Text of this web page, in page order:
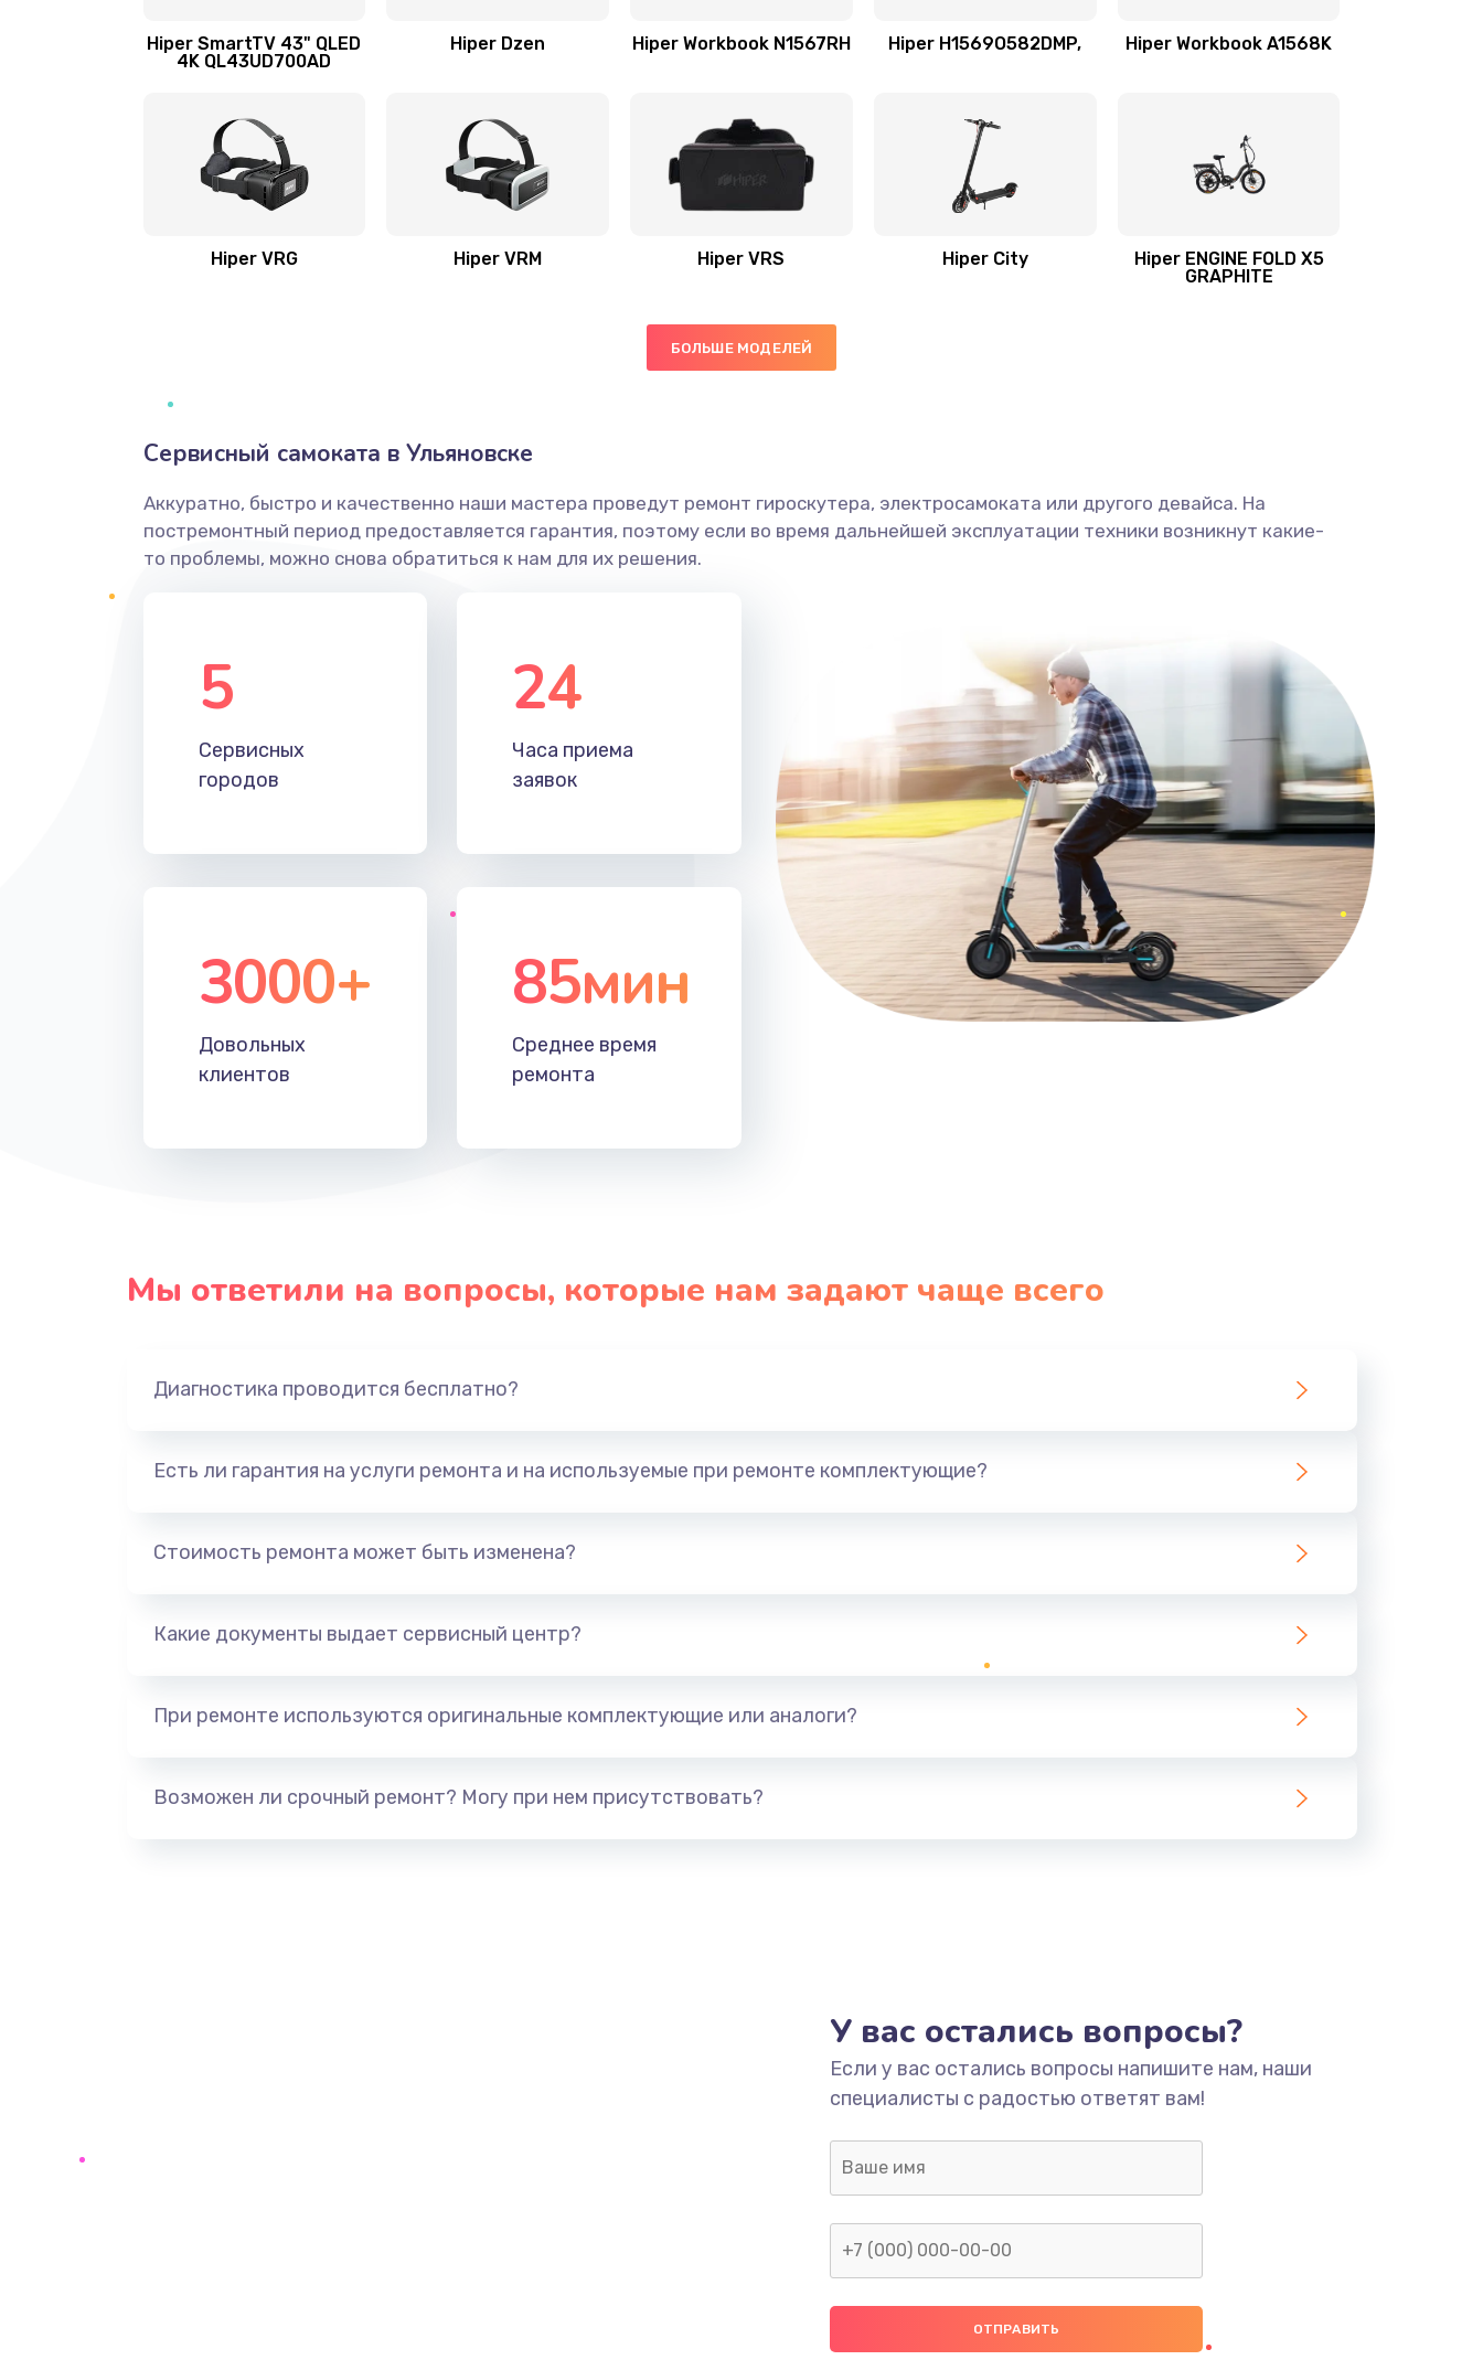
Hiper SmartTV 43" QLED
4K QL43UD700AD
Hiper Dzen Hiper Workbook N1567RH Hiper H1569O582DMP, Hiper Workbook A1568K
Hiper VRG Hiper VRM Hiper VRS Hiper City
Hiper ENGINE FOLD X5
GRAPHITE
БОЛЬШЕ МОДЕЛЕЙ
Сервисный самоката в Ульяновске
Аккуратно, быстро и качественно наши мастера проведут ремонт гироскутера, электросамоката или другого девайса. На
постремонтный период предоставляется гарантия, поэтому если во время дальнейшей эксплуатации техники возникнут какие-
то проблемы, можно снова обратиться к нам для их решения.
5
Сервисных
городов
24
Часа приема
заявок
3000+
Довольных
клиентов
85мин
Среднее время
ремонта
Мы ответили на вопросы, которые нам задают чаще всего
Диагностика проводится бесплатно?
Есть ли гарантия на услуги ремонта и на используемые при ремонте комплектующие?
Стоимость ремонта может быть изменена?
Какие документы выдает сервисный центр?
При ремонте используются оригинальные комплектующие или аналоги?
Возможен ли срочный ремонт? Могу при нем присутствовать?
У вас остались вопросы?
Если у вас остались вопросы напишите нам, наши
специалисты с радостью ответят вам!